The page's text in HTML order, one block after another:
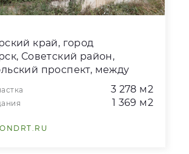
край, город
Советский район,
проспект, между
3 278 м2
1 369 м2